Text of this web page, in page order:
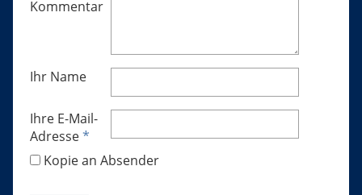
Kommentar
Ihr Name
Ihre E-Mail-
Adresse*
Kopie an Absender